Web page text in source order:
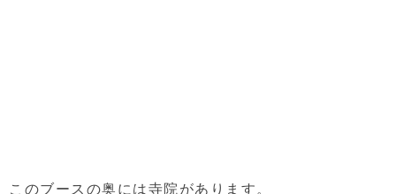
このブースの奥には寺院があります。